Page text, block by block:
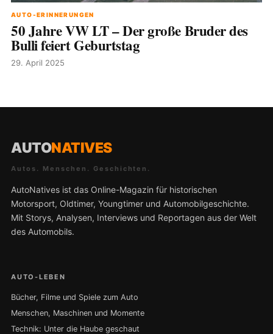
AUTO-ERINNERUNGEN
50 Jahre VW LT – Der große Bruder des
Bulli feiert Geburtstag
29. April 2025
AUTONATIVES
Autos. Menschen. Geschichten.
AutoNatives ist das Online-Magazin für historischen
Motorsport, Oldtimer, Youngtimer und Automobilgeschichte.
Mit Storys, Analysen, Interviews und Reportagen aus der Welt
des Automobils.
AUTO-LEBEN
Bücher, Filme und Spiele zum Auto
Menschen, Maschinen und Momente
Technik: Unter die Haube geschaut